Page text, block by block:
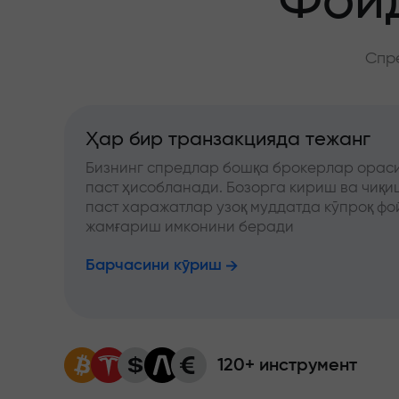
Ҳар бир транзакцияда тежанг
Бизнинг спредлар бошқа брокерлар
паст ҳисобланади. Бозорга кириш ва
паст харажатлар узоқ муддатда кўпроқ
жамғариш имконини беради
Барчасини кўриш
120+ инструмент